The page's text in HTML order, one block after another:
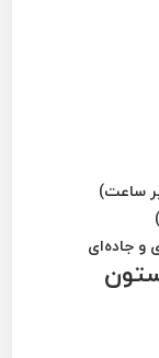
و جاده‌ای